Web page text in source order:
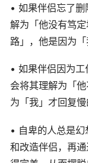
• 如果伴侣忘了
解为「他没有笃
路」，他是因为
• 如果伴侣因为
会将其理解为「
为「我」才回复慢
• 自卑的人总是
和改造伴侣，再